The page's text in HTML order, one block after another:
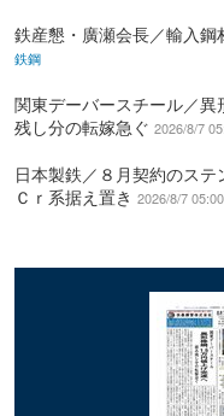
鉄産懇・廣瀬会長／輸入鋼
鉄鋼
関東デーバースチール／
残し分の転嫁急ぐ 2026/8/7
日本製鉄／８月契約のステ
Ｃｒ系据え置き 2026/8/7 05:00